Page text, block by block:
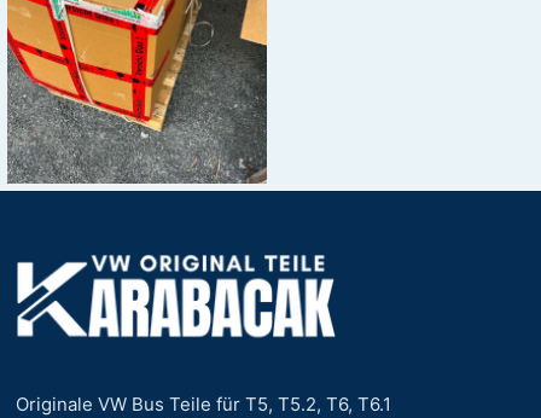
Originale VW Bus Teile für T5, T5.2, T6, T6.1